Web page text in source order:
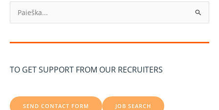
t
:
TO GET SUPPORT FROM OUR RECRUITERS
SEND CONTACT FORM JOB SEARCH